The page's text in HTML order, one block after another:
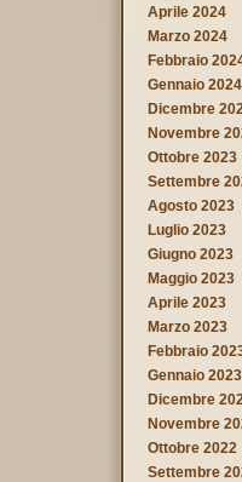
Aprile 2024
Marzo 2024
Febbraio
Gennaio 2024
Dicembre
Novembre
Ottobre 2023
Settembre
Agosto 2023
Luglio 2023
Giugno 2023
Maggio 2023
Aprile 2023
Marzo 2023
Febbraio
Gennaio 2023
Dicembre
Novembre
Ottobre 2022
Settembre